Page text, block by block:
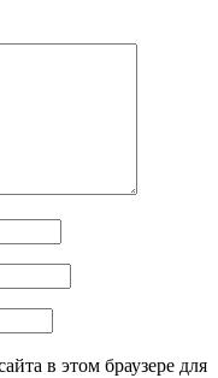
в этом браузере для